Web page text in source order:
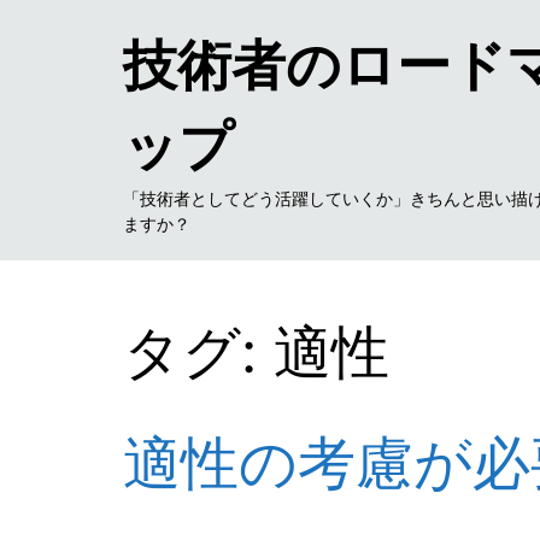
技術者のロード
ップ
「技術者としてどう活躍していくか」きちんと思い描
ますか？
タグ: 適性
適性の考慮が